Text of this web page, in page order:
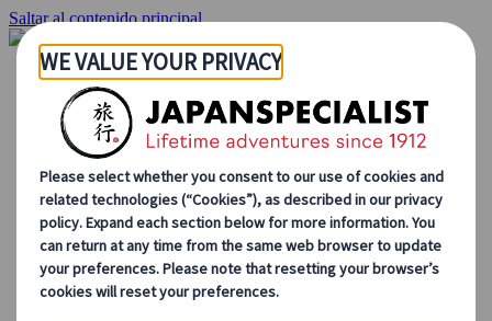
Saltar al contenido principal
Inicio
Viajes
Viajes a medida
Viajes de autor
Fly & Drive
Circuitos organizados
Excursiones
Tours de grupo a medida
Japan Rail Pass
Cómo trabajamos
Sobre nosotros
Nuestro equipo